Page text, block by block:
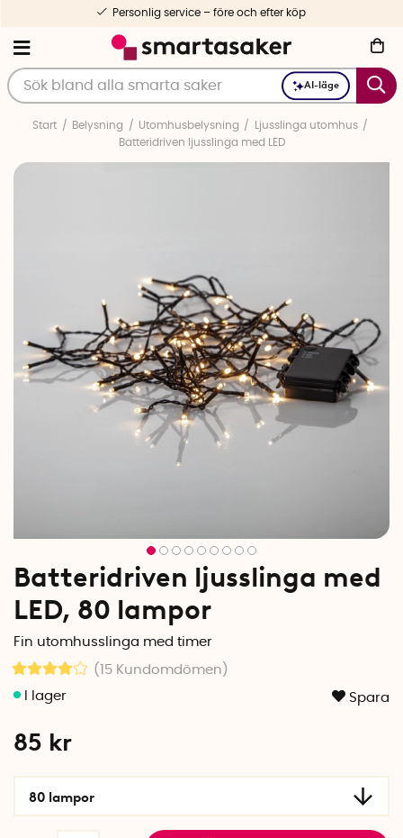
AI-läge
Personlig service – före och efter köp
Start Belysning Utomhusbelysning
Ljusslinga utomhus
Batteridriven ljusslinga med LED
Batteridriven ljusslinga med
LED, 80 lampor
Fin utomhusslinga med timer
(15 Kundomdömen )
Spara
85 kr
80 lampor